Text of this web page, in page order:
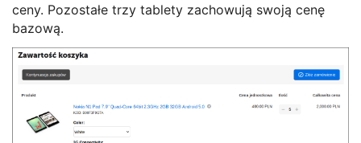
ceny. Pozostałe trzy tablety zachowują swoją cenę
bazową.